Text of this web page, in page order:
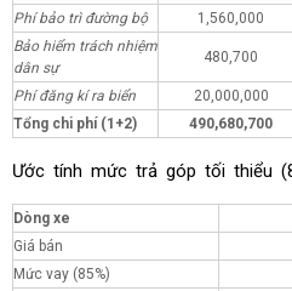
Phí bảo trì đường bộ
1,560,000
Bảo hiểm trách nhiệm
dân sự
480,700
Phí đăng kí ra biển 20,000,000
Tổng chi phí (1+2)
490,680,700
Ước tính mức trả góp tối thiểu
Dòng xe
Giá bán
Mức vay (85%)